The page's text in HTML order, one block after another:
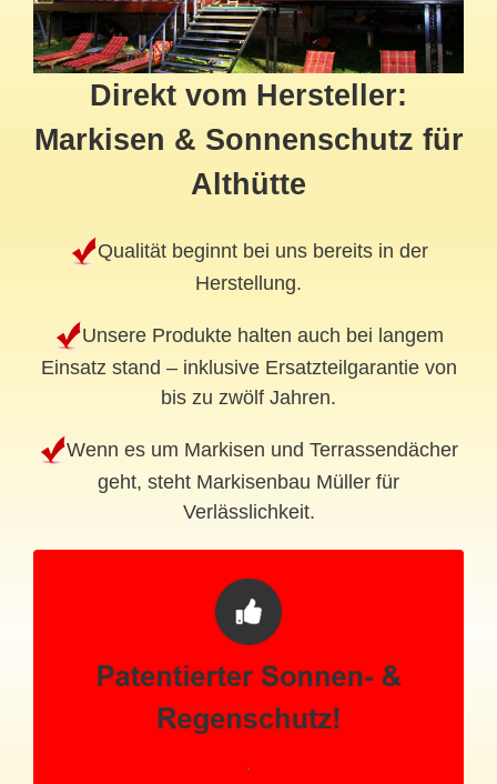
Direkt vom Hersteller:
Markisen & Sonnenschutz für
Althütte
Qualität beginnt bei uns bereits in der
Herstellung.
Unsere Produkte halten auch bei langem
Einsatz stand – inklusive Ersatzteilgarantie von
bis zu zwölf Jahren.
Wenn es um Markisen und Terrassendächer
geht, steht Markisenbau Müller für
Verlässlichkeit.